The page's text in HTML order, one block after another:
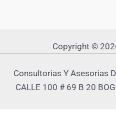
Copyright ©
Consultorias Y Asesorias
CALLE 100 # 69 B 20